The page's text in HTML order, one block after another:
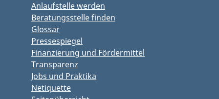
Anlaufstelle werden
Beratungsstelle finden
Glossar
Pressespiegel
Finanzierung und Fördermittel
Transparenz
Jobs und Praktika
Netiquette